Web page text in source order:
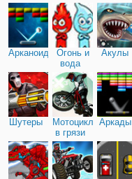
Арканоид
Огонь и
вода
Акулы
Шутеры
Мотоциклы
в грязи
Аркады